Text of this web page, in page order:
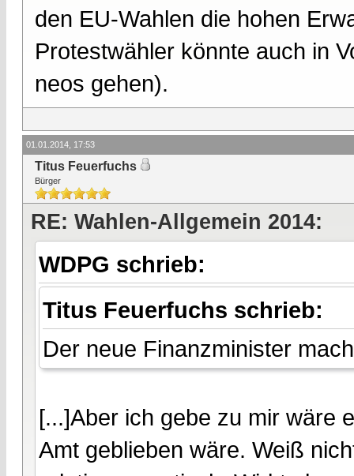
den EU-Wahlen die hohen
Protestwähler könnte auch in
neos gehen).
01.01.2014, 17:53
Titus Feuerfuchs
Bürger
RE: Wahlen-Allgemein 2014:
WDPG schrieb:
Titus Feuerfuchs schrieb:
Der neue Finanzminister
[...]Aber ich gebe zu mir wäre
Amt geblieben wäre. Weiß